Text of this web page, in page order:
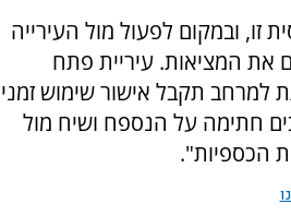
ובמקום לפעול מול העירייה
את המציאות. עיריית פתח
למרחב תקבל אישור שימוש זמני
חתימה על הנספח ושיח מול
הכספיות".